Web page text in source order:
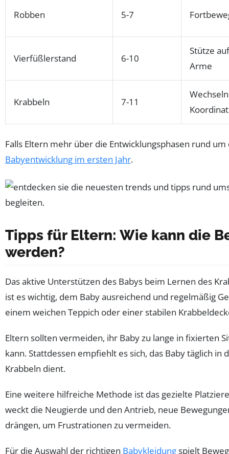
Robben 5-7
Vierfüßlerstand 6-10
Stütze
Arme
Krabbeln 7-11
Falls Eltern mehr über die Entwicklungsphasen rund
Babyentwicklung im ersten Jahr.
Tipps für Eltern: Wie kann die
werden?
Das aktive Unterstützen des Babys beim Lernen des
ist es wichtig, dem Baby ausreichend und regelmäßig
einem weichen Teppich oder einer stabilen
Eltern sollten vermeiden, ihr Baby zu lange in fixierten
kann. Stattdessen empfiehlt es sich, das Baby täglich
Krabbeln dient.
Eine weitere hilfreiche Methode ist das gezielte
weckt die Neugierde und den Antrieb, neue
drängen, um Frustrationen zu vermeiden.
Für die Auswahl der richtigen Babykleidungspielt